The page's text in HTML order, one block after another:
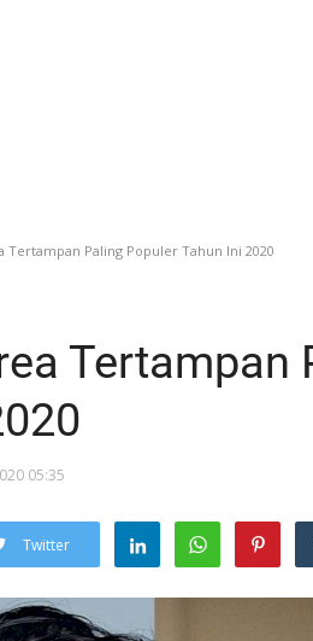
Tertampan Paling Populer Tahun Ini 2020
Tertampan
05:35
Twitter